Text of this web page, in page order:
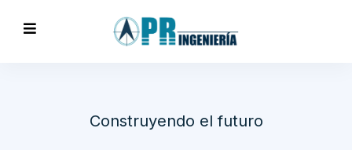
Construyendo el futuro